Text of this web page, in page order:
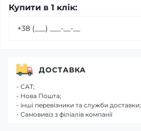
Купити в 1 клік:
ДОСТАВКА
- САТ;
- Нова Пошта;
- інші перевізники та служби доставки;
- Самовивіз з філіалів компанії